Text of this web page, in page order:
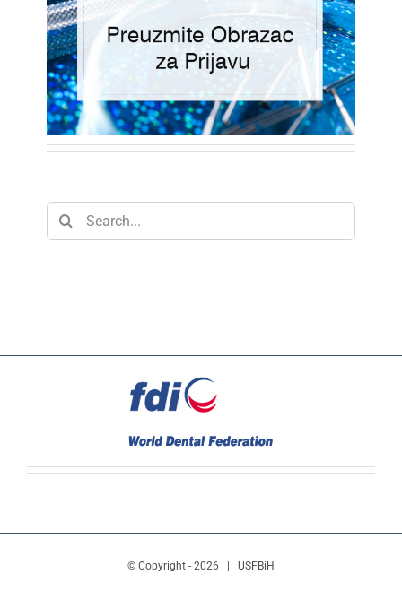
Search
for:
© Copyright - 2026 | USFBiH